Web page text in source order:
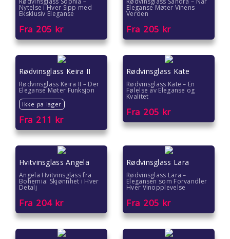
Nytelse i Hver Sipp med
Eksklusiv Eleganse
Fra 205 kr
Eleganse Møter Vinens
Verden
Fra 205 kr
Rødvinsglass Keira II
Rødvinsglass Keira II – Der
Eleganse Møter Funksjon
Ikke pa lager
Fra 211 kr
Rødvinsglass Kate
Rødvinsglass Kate – En
Følelse av Eleganse og
Kvalitet
Fra 205 kr
Hvitvinsglass Angela
Angela Hvitvinsglass fra
Bohemia: Skjønnhet i Hver
Detalj
Fra 204kr
Rødvinsglass Lara
Rødvinsglass Lara –
Elegansen som Forvandler
Hver Vinopplevelse
Fra 205 kr